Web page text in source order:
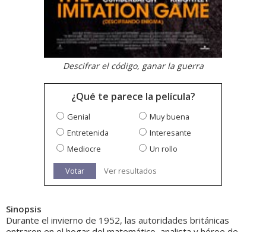
Descifrar el código, ganar la guerra
¿Qué te parece la película?
Genial
Muy buena
Entretenida
Interesante
Mediocre
Un rollo
Votar Ver resultados
Sinopsis
Durante el invierno de 1952, las autoridades británicas